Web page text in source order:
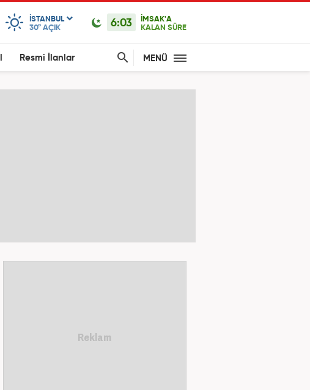
ISTANBUL
30° AÇIK 6:03
İMSAK'A
KALAN SÜRE
Resmi İlanlar MENÜ